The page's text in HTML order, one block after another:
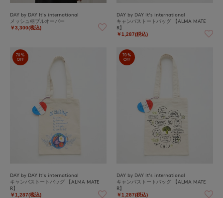
DAY by DAY It's international
メッシュ柄プルオーバー
￥3,300(税込)
DAY by DAY It's international
キャンバストートバッグ 【ALMA MATE
R】
￥1,287(税込)
70%
OFF
DAY by DAY It's international
キャンバストートバッグ 【ALMA MATE
R】
￥1,287(税込)
70%
OFF
DAY by DAY It's international
キャンバストートバッグ 【ALMA MATE
R】
￥1,287(税込)